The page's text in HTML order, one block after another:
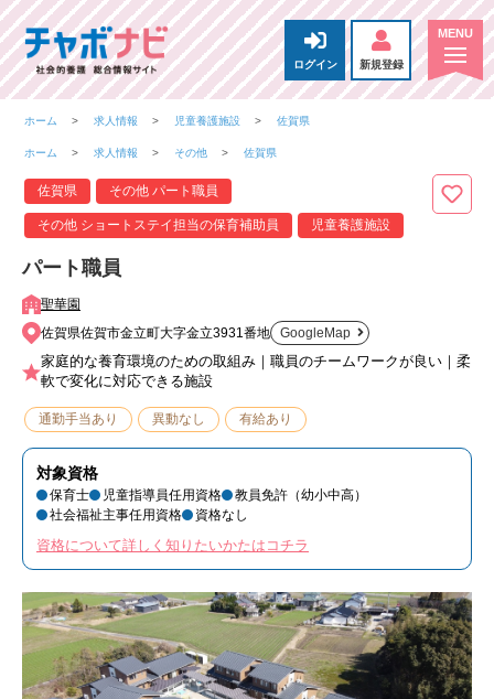
ログイン 新規登録
ホーム 求人情報 児童養護施設 佐賀県
ホーム 求人情報 その他 佐賀県
佐賀県 その他 パート職員
その他 ショートステイ担当の保育補助員 児童養護施設
パート職員
聖華園
佐賀県佐賀市金立町大字金立3931番地
GoogleMap
家庭的な養育環境のための取組み｜職員のチームワークが良い｜柔
軟で変化に対応できる施設
通勤手当あり 異動なし 有給あり
対象資格
保育士 児童指導員任用資格
教員免許（幼小中高）
社会福祉主事任用資格
資格なし
資格について詳しく知りたいかたはコチラ